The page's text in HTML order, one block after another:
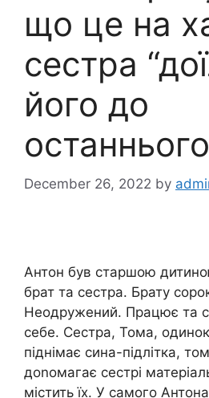
що це на
сестра
його до
December 26, 2022 by
Антон був старшою
брат та сестра. Брату
Неодружений. Працює та
себе. Сестра, Тома,
піднімає сина-підлітка,
доnомагає сестрі
містить їх. У самого